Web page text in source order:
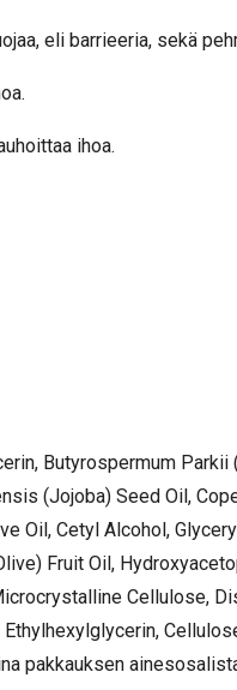
eli barrieeria, sekä
ihoa.
Butyrospermum Parkii
(Jojoba) Seed Oil,
Oil, Cetyl Alcohol,
Fruit Oil,
Cellulose,
pakkauksen